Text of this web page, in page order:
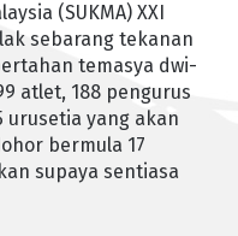
(SUKMA) XXI
sebarang tekanan
temasya dwi-
atlet, 188 pengurus
urusetia yang akan
bermula 17
supaya sentiasa